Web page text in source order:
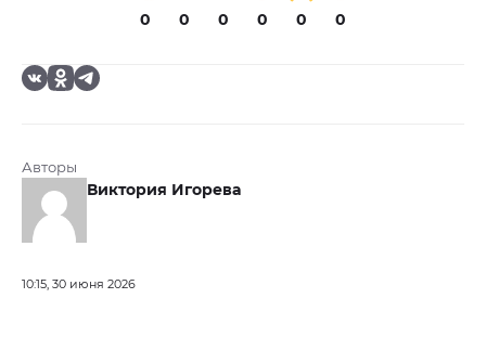
0 0 0 0 0 0
Авторы
Виктория Игорева
10:15, 30 июня 2026